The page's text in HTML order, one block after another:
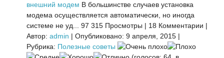
внешний модем В большинстве случаев установка
модема осуществляется автоматически, но иногда
системе не уд...
97 315 Просмотры | 18 Комментарии |
Автор: admin | Опубликовано: 9 апреля, 2015 |
Рубрика: Полезные советы